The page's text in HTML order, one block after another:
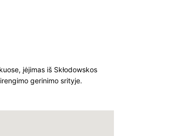
įėjimas iš Skłodowskos
gerinimo srityje.